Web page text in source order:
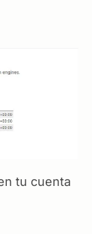
tu cuenta